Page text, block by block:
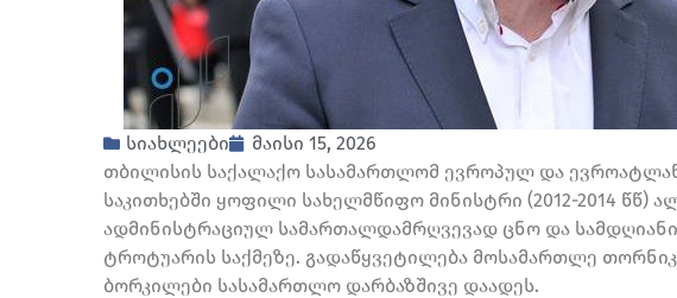
სიახლეები
მაისი 15, 2026
თბილისის საქალაქო სასამართლომ ევროპულ და
საკითხებში ყოფილი სახელმწიფო მინისტრი (2012-2014 წწ)
ადმინისტრაციულ სამართალდამრღვევად ცნო და
ტროტუარის საქმეზე. გადაწყვეტილება მოსამართლე
ბორკილები სასამართლო დარბაზშივე დაადეს.